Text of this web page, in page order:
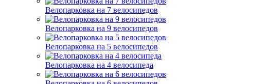
Велопарковка на 7 велосипедов
Велопарковка на 9 велосипедов
Велопарковка на 5 велосипедов
Велопарковка на 4 велосипеда